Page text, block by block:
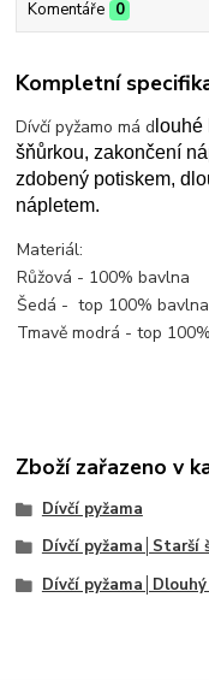
Komentáře 0
Kompletní
Dívčí pyžamo má d
šňůrkou, zakončení
zdobený potiskem,
nápletem.
Materiál:
Růžová - 100% bavlna
Šedá - top 100%
Tmavě modrá - top
Zboží zařazeno v
Dívčí pyžama
Dívčí pyžama│Starší
Dívčí